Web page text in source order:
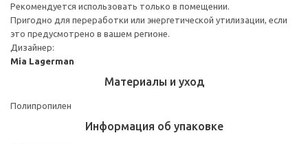
Рекомендуется использовать только в помещении.
Пригодно для переработки или энергетической утилизации, если
это предусмотрено в вашем регионе.
Дизайнер:
Mia Lagerman
Материалы и уход
Полипропилен
Информация об упаковке